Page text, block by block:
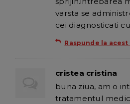
varsta se
cei diagnosticati
Raspunde la
cristea cristina
buna ziua, am o
tratamentul